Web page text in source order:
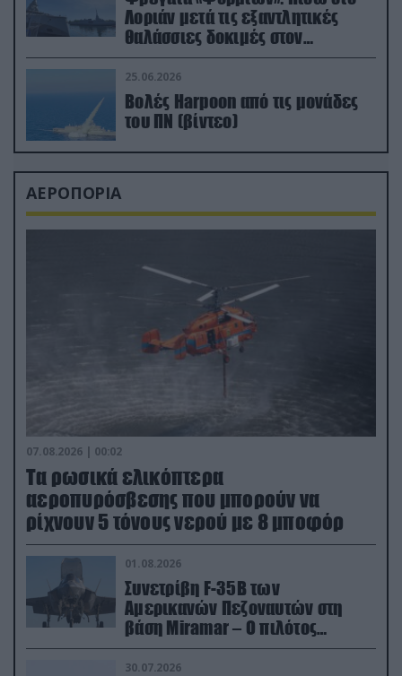
Λοριάν μετά τις εξαντλητικές
θαλάσσιες δοκιμές στον
απαιτητικό Βισκαϊκό
25.06.2026
Βολές Harpoon από τις μονάδες
του ΠΝ (βίντεο)
ΑΕΡΟΠΟΡΙΑ
07.08.2026 | 00:02
Τα ρωσικά ελικόπτερα
αεροπυρόσβεσης που μπορούν να
ρίχνουν 5 τόνους νερού με 8 μποφόρ
01.08.2026
Συνετρίβη F-35B των
Αμερικανών Πεζοναυτών στη
βάση Miramar – Ο πιλότος
εκτινάχθηκε εγκαίρως
30.07.2026